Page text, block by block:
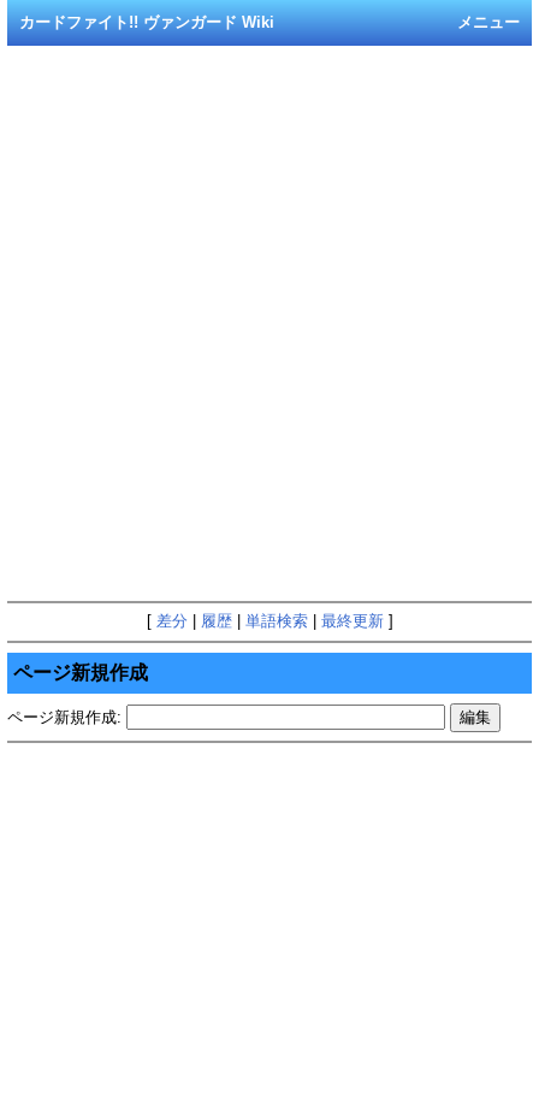
メニュー
カードファイト!! ヴァンガード Wiki
[ 差分 履歴| 単語検索| 最終更新]
ページ新規作成
ページ新規作成: